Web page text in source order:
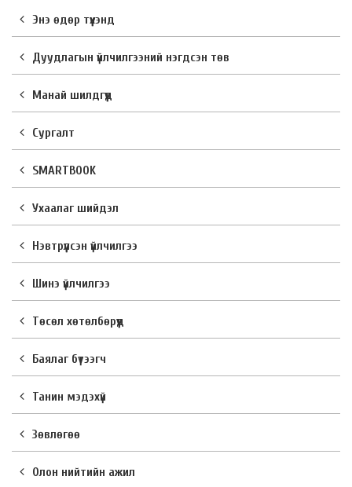
Энэ өдөр түүхэнд
Дуудлагын үйлчилгээний нэгдсэн төв
Манай шилдгүүд
Сургалт
SMARTBOOK
Ухаалаг шийдэл
Нэвтрүүлсэн үйлчилгээ
Шинэ үйлчилгээ
Төсөл хөтөлбөрүүд
Баялаг бүтээгч
Танин мэдэхүй
Зөвлөгөө
Олон нийтийн ажил